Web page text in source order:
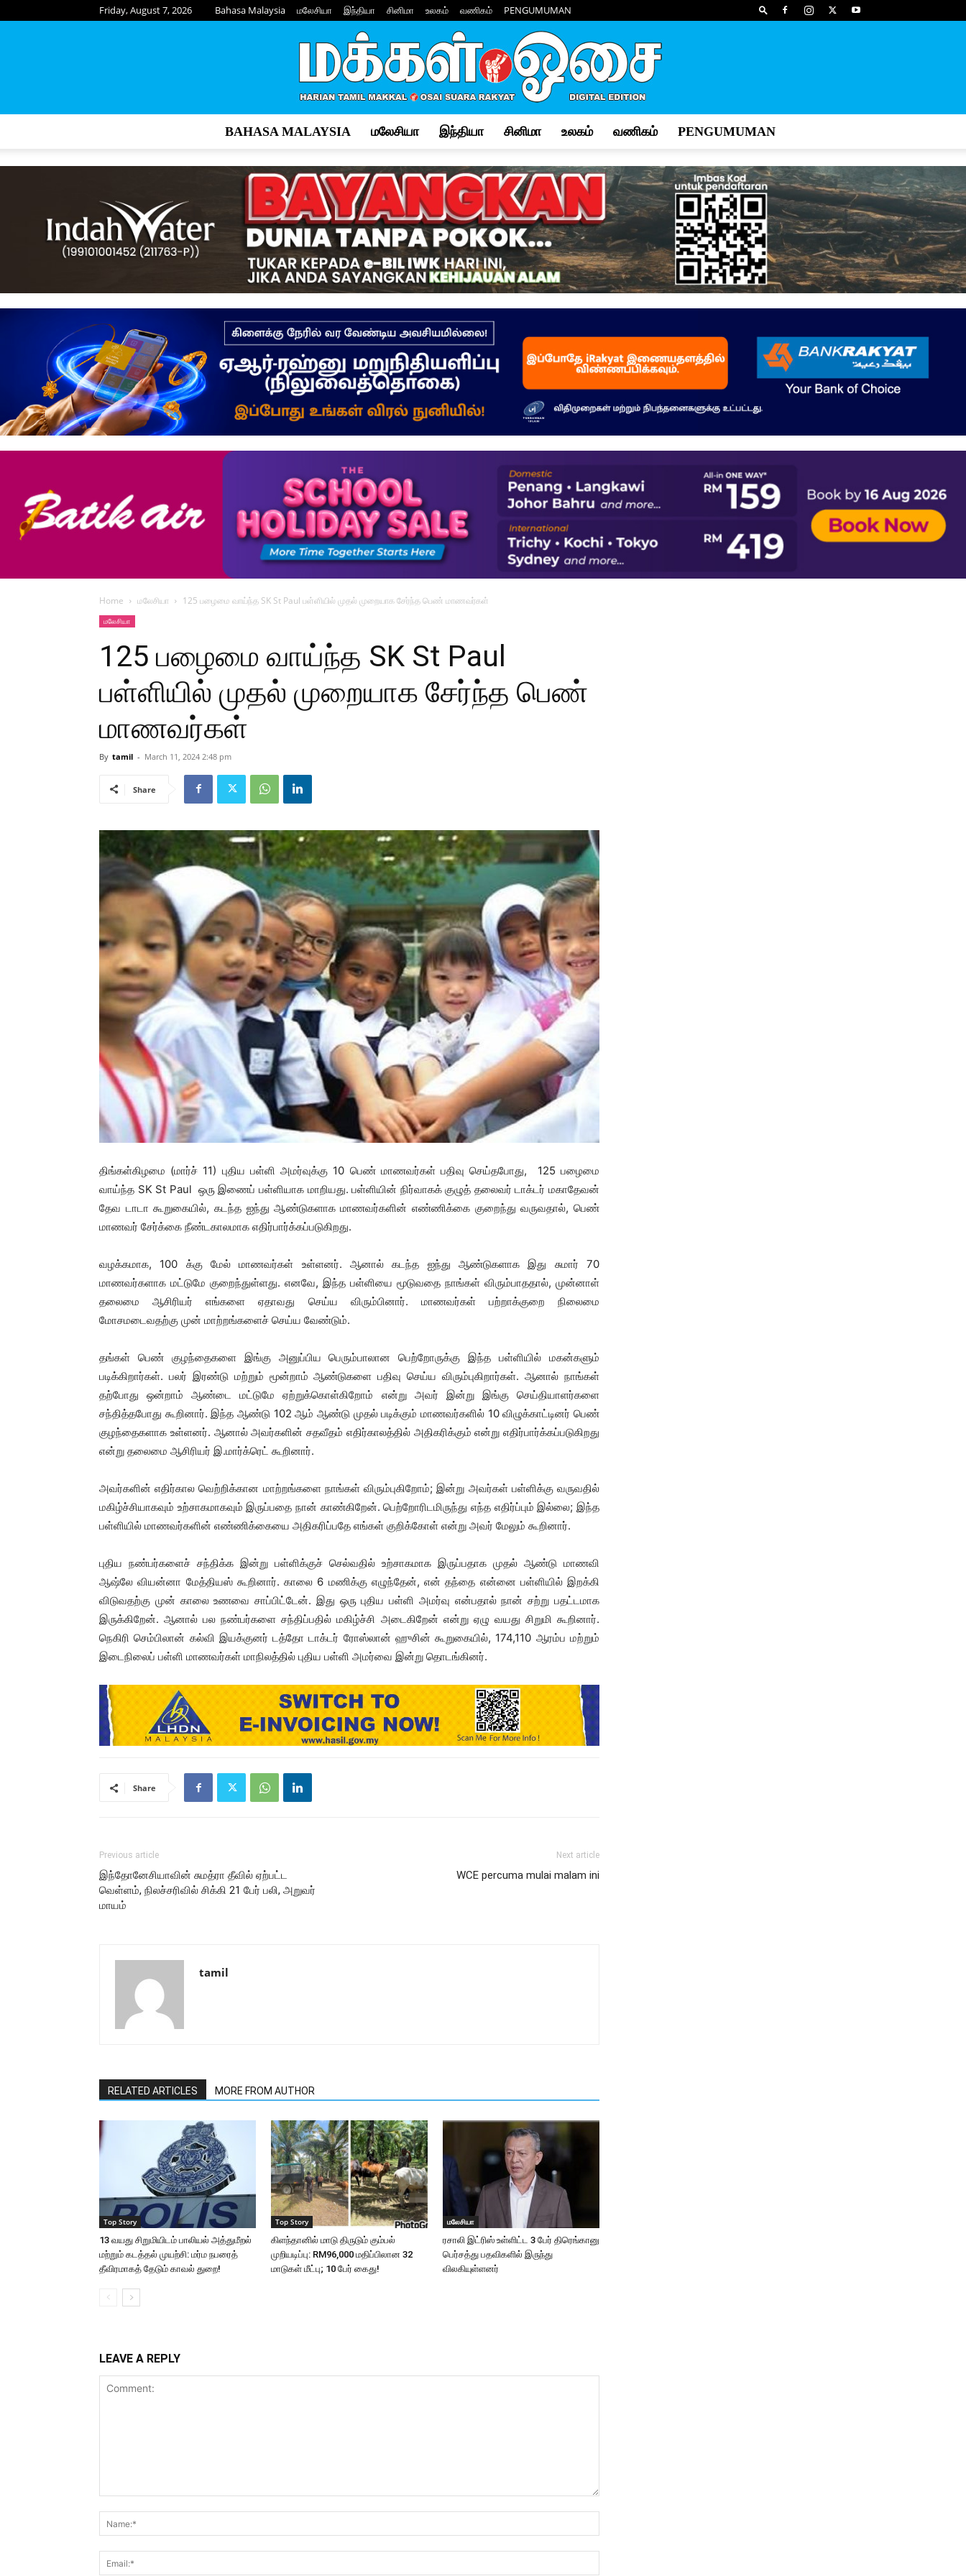
Friday, August 7, 2026 Bahasa Malaysia மலேசியா இந்தியா சினிமா உலகம் வணிகம் PENGUMUMAN
Osai
–
மக்கள்
BAHASA MALAYSIA மலேசியா இந்தியா சினிமா உலகம் வணிகம் PENGUMUMAN
Home மலேசியா 125 பழைமை வாய்ந்த SK St Paul பள்ளியில் முதல் முறையாக சேர்ந்த பெண் மாணவர்கள்
மலேசியா
125 பழைமை வாய்ந்த SK St Paul
பள்ளியில் முதல் முறையாக சேர்ந்த பெண்
மாணவர்கள்
By tamil - March 11, 2024 2:48 pm
Share
திங்கள்கிழமை (மார்ச் 11) புதிய பள்ளி அமர்வுக்கு 10 பெண் மாணவர்கள் பதிவு செய்தபோது, 125 பழைமை
வாய்ந்த SK St Paul ஒரு இணைப் பள்ளியாக மாறியது. பள்ளியின் நிர்வாகக் குழுத் தலைவர் டாக்டர் மகாதேவன்
தேவ டாடா கூறுகையில், கடந்த ஐந்து ஆண்டுகளாக மாணவர்களின் எண்ணிக்கை குறைந்து வருவதால், பெண்
மாணவர் சேர்க்கை நீண்டகாலமாக எதிர்பார்க்கப்படுகிறது.
வழக்கமாக, 100 க்கு மேல் மாணவர்கள் உள்ளனர். ஆனால் கடந்த ஐந்து ஆண்டுகளாக இது சுமார் 70
மாணவர்களாக மட்டுமே குறைந்துள்ளது. எனவே, இந்த பள்ளியை மூடுவதை நாங்கள் விரும்பாததால், முன்னாள்
தலைமை ஆசிரியர் எங்களை ஏதாவது செய்ய விரும்பினார். மாணவர்கள் பற்றாக்குறை நிலைமை
மோசமடைவதற்கு முன் மாற்றங்களைச் செய்ய வேண்டும்.
தங்கள் பெண் குழந்தைகளை இங்கு அனுப்பிய பெரும்பாலான பெற்றோருக்கு இந்த பள்ளியில் மகன்களும்
படிக்கிறார்கள். பலர் இரண்டு மற்றும் மூன்றாம் ஆண்டுகளை பதிவு செய்ய விரும்புகிறார்கள். ஆனால் நாங்கள்
தற்போது ஒன்றாம் ஆண்டை மட்டுமே ஏற்றுக்கொள்கிறோம் என்று அவர் இன்று இங்கு செய்தியாளர்களை
சந்தித்தபோது கூறினார். இந்த ஆண்டு 102 ஆம் ஆண்டு முதல் படிக்கும் மாணவர்களில் 10 விழுக்காட்டினர் பெண்
குழந்தைகளாக உள்ளனர். ஆனால் அவர்களின் சதவீதம் எதிர்காலத்தில் அதிகரிக்கும் என்று எதிர்பார்க்கப்படுகிறது
என்று தலைமை ஆசிரியர் இ.மார்க்ரெட் கூறினார்.
அவர்களின் எதிர்கால வெற்றிக்கான மாற்றங்களை நாங்கள் விரும்புகிறோம்; இன்று அவர்கள் பள்ளிக்கு வருவதில்
மகிழ்ச்சியாகவும் உற்சாகமாகவும் இருப்பதை நான் காண்கிறேன். பெற்றோரிடமிருந்து எந்த எதிர்ப்பும் இல்லை; இந்த
பள்ளியில் மாணவர்களின் எண்ணிக்கையை அதிகரிப்பதே எங்கள் குறிக்கோள் என்று அவர் மேலும் கூறினார்.
புதிய நண்பர்களைச் சந்திக்க இன்று பள்ளிக்குச் செல்வதில் உற்சாகமாக இருப்பதாக முதல் ஆண்டு மாணவி
ஆஷ்லே வியன்னா மேத்தியஸ் கூறினார். காலை 6 மணிக்கு எழுந்தேன், என் தந்தை என்னை பள்ளியில் இறக்கி
விடுவதற்கு முன் காலை உணவை சாப்பிட்டேன். இது ஒரு புதிய பள்ளி அமர்வு என்பதால் நான் சற்று பதட்டமாக
இருக்கிறேன். ஆனால் பல நண்பர்களை சந்திப்பதில் மகிழ்ச்சி அடைகிறேன் என்று ஏழு வயது சிறுமி கூறினார்.
நெகிரி செம்பிலான் கல்வி இயக்குனர் டத்தோ டாக்டர் ரோஸ்லான் ஹுசின் கூறுகையில், 174,110 ஆரம்ப மற்றும்
இடைநிலைப் பள்ளி மாணவர்கள் மாநிலத்தில் புதிய பள்ளி அமர்வை இன்று தொடங்கினர்.
Share
Previous article
இந்தோனேசியாவின் சுமத்ரா தீவில் ஏற்பட்ட
வெள்ளம், நிலச்சரிவில் சிக்கி 21 பேர் பலி, அறுவர்
மாயம்
Next article
WCE percuma mulai malam ini
tamil
RELATED ARTICLES MORE FROM AUTHOR
Top Story
13 வயது சிறுமியிடம் பாலியல் அத்துமீறல்
மற்றும் கடத்தல் முயற்சி: மர்ம நபரைத்
தீவிரமாகத் தேடும் காவல் துறை!
Top Story
கிளந்தானில் மாடு திருடும் கும்பல்
முறியடிப்பு: RM96,000 மதிப்பிலான 32
மாடுகள் மீட்பு; 10 பேர் கைது!
மலேசியா
ரசாலி இட்ரிஸ் உள்ளிட்ட 3 பேர் திரெங்கானு
பெர்சத்து பதவிகளில் இருந்து
விலகியுள்ளனர்
LEAVE A REPLY